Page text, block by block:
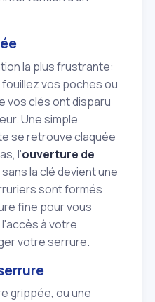
la plus frustrante:
vos poches ou
vos clés ont disparu
Une simple
se retrouve claquée
l'ouverture de
sans la clé devient une
sont formés
fine pour vous
à votre
votre serrure.
grippée, ou une